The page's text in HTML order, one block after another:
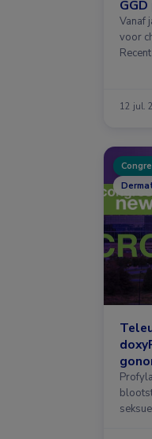
Vanaf
voor
12 jul.